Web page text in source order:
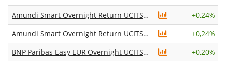
Amundi Smart Overnight Return UCITS ETF Acc +0,24%
Amundi Smart Overnight Return UCITS ETF Dist
+0,24%
BNP Paribas Easy EUR Overnight UCITS ETF Acc
+0,20%